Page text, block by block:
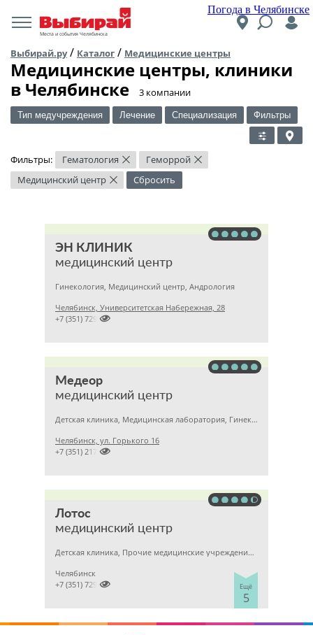
Погода в Челябинске
Места и события Челябинска
Выбирай.ру/ Каталог / Медицинские центры
Медицинские центры, клиники
в Челябинске
​3 компании
Тип медучреждения Лечение Специализация Фильтры
Фильтры: Гематология × Геморрой ×
Медицинский центр × Сбросить
ЭН КЛИНИК
медицинский центр
Гинекология, Медицинский центр, Андрология
Челябинск, Университетская Набережная, 28

+7 (351) 7299500
Медеор
медицинский центр
Детская клиника, Медицинская лаборатория, Гинекология
Челябинск, ул. Горького 16

+7 (351) 2172376
Лотос
медицинский центр
Детская клиника, Прочие медицинские учреждения, Гинекология
Ещё
5
Челябинск

+7 (351) 7298929